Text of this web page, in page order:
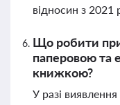
відносин з 2021
Що робити
паперовою та
книжкою?
У разі